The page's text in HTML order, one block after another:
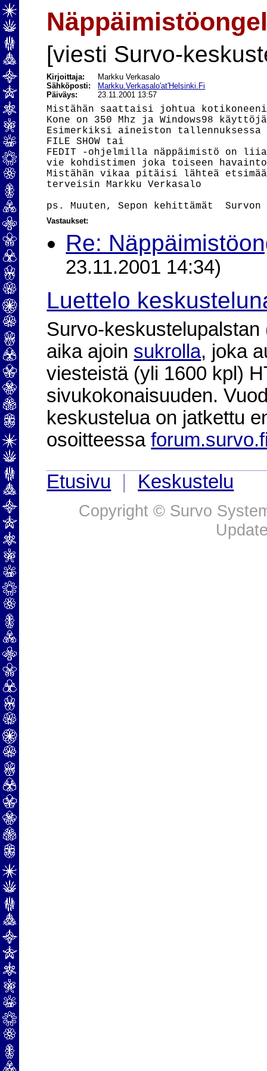
[viesti Survo-
Kirjoittaja:
Markku Verkasalo
Sähköposti:
Markku.Verkasalo'at'Helsinki.Fi
Päiväys:
23.11.2001 13:57
Mistähän saattaisi johtua
Kone on 350 Mhz ja Windows98
Esimerkiksi aineiston tallennuksessa
FILE SHOW tai
FEDIT -ohjelmilla näppäimistö on
vie kohdistimen joka toiseen
Mistähän vikaa pitäisi lähteä
terveisin Markku Verkasalo
Vastaukset:
Re:
23.11.2001 14:34)
Luettelo
Survo-
aika ajoin sukrolla, joka
viesteistä (yli 1600 kpl)
sivukokonaisuuden.
keskustelua on jatkettu
osoitteessa
Etusivu
Keskustelu
Copyright © Survo